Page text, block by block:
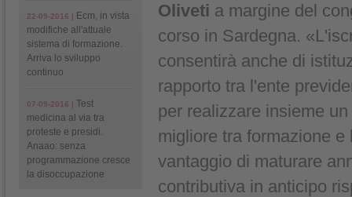
22-09-2016 | Ecm, in vista
modifiche all'attuale
sistema di formazione.
Arriva lo sviluppo
continuo
07-09-2016 | Test
medicina al via tra
proteste e presidi.
Anaao: senza
programmazione cresce
la disoccupazione
Oliveti a margine del
corso in Sardegna.
consentirà anche di
rapporto tra l'ente
per realizzare insieme
migliore tra formazione e
vantaggio di maturare
contributiva in anticipo